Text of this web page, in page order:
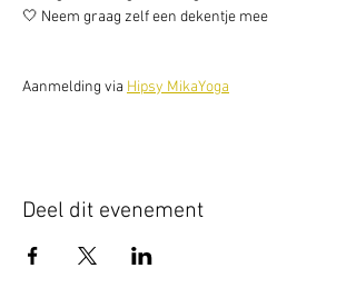
🤍 Neem graag zelf een dekentje mee
Aanmelding via Hipsy MikaYoga
Deel dit evenement